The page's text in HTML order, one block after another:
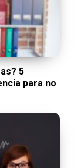
5
para no